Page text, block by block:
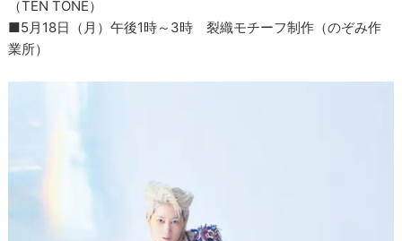
（TEN TONE）
■5月18日（月）午後1時～3時 裂織モチーフ制作（のぞみ作
業所）